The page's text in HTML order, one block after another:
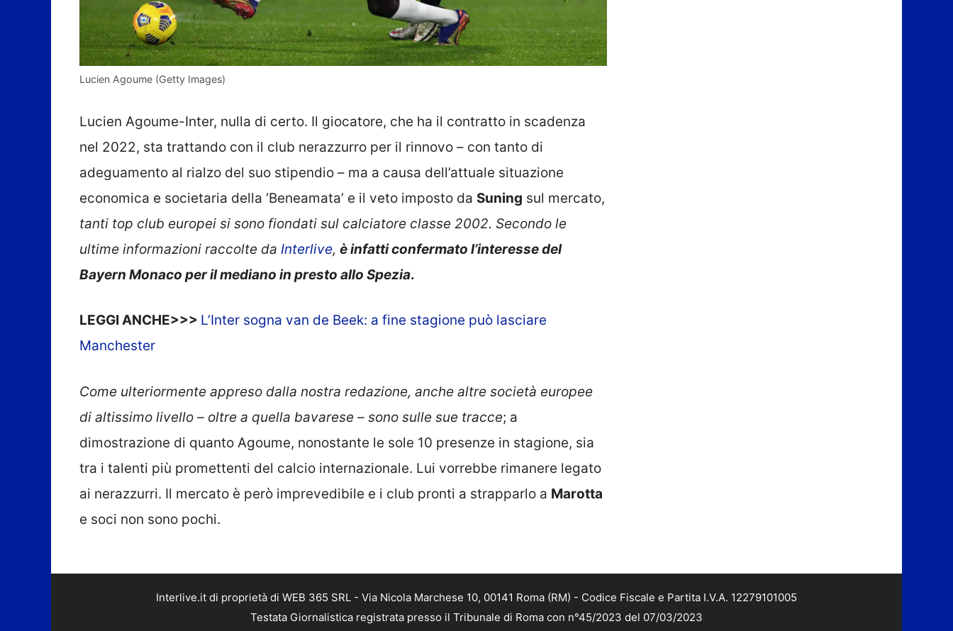
Lucien Agoume (Getty Images)
Lucien Agoume-Inter, nulla di certo. Il giocatore, che ha il contratto in scadenza
nel 2022, sta trattando con il club nerazzurro per il rinnovo – con tanto di
adeguamento al rialzo del suo stipendio – ma a causa dell’attuale situazione
economica e societaria della ‘Beneamata’ e il veto imposto da Suning sul mercato,
tanti top club europei si sono fiondati sul calciatore classe 2002. Secondo le
ultime informazioni raccolte da Interlive, è infatti confermato l’interesse del
Bayern Monaco per il mediano in presto allo Spezia.
LEGGI ANCHE>>> L’Inter sogna van de Beek: a fine stagione può lasciare
Manchester
Come ulteriormente appreso dalla nostra redazione, anche altre società europee
di altissimo livello – oltre a quella bavarese – sono sulle sue tracce; a
dimostrazione di quanto Agoume, nonostante le sole 10 presenze in stagione, sia
tra i talenti più promettenti del calcio internazionale. Lui vorrebbe rimanere legato
ai nerazzurri. Il mercato è però imprevedibile e i club pronti a strapparlo a Marotta
e soci non sono pochi.
Interlive.it di proprietà di WEB 365 SRL - Via Nicola Marchese 10, 00141 Roma (RM) - Codice Fiscale e Partita I.V.A. 12279101005
Testata Giornalistica registrata presso il Tribunale di Roma con n°45/2023 del 07/03/2023